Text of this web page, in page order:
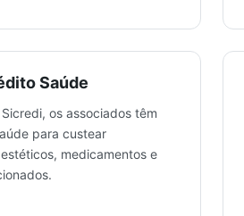
Saúde
os associados têm
para custear
medicamentos e